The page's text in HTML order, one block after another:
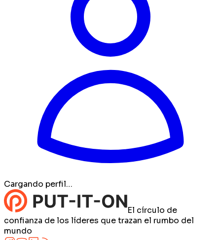
Cargando perfil…
El círculo de
confianza de los líderes que trazan el rumbo del
mundo